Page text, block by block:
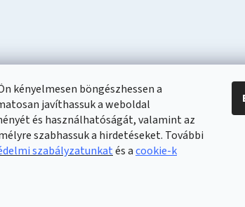
kényelmesen böngészhessen a
javíthassuk a weboldal
és használhatóságát, valamint az
szabhassuk a hirdetéseket. További
szabályzatunkatés acookie-k